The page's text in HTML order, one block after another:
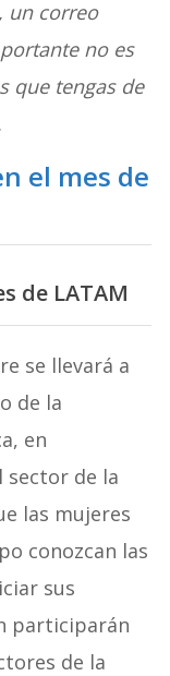
un correo
no es
que tengas de
el mes de
de LATAM
se llevará a
de la
en
sector de la
las mujeres
conozcan las
sus
participarán
de la